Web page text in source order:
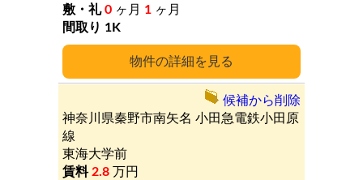
詳細
0 ヶ月 1 ヶ月
1K
神奈川県秦野市南矢名 小田急電鉄小田原
線
東海大学前
2.8 万円
候補から削除